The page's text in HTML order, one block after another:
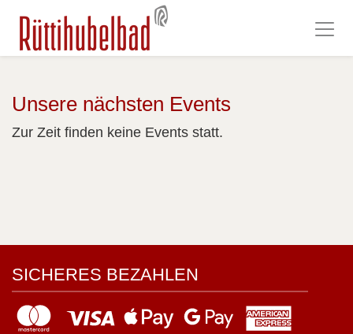
Unsere nächsten Events
Zur Zeit finden keine Events statt.
SICHERES BEZAHLEN